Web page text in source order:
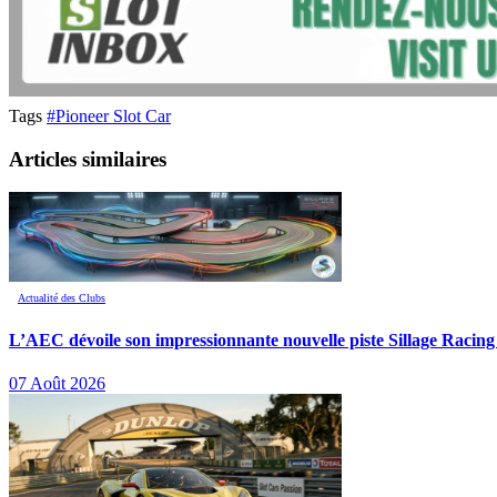
Tags #Pioneer Slot Car
Articles similaires
Actualité des Clubs
L’AEC dévoile son impressionnante nouvelle piste Sillage
07 Août 2026